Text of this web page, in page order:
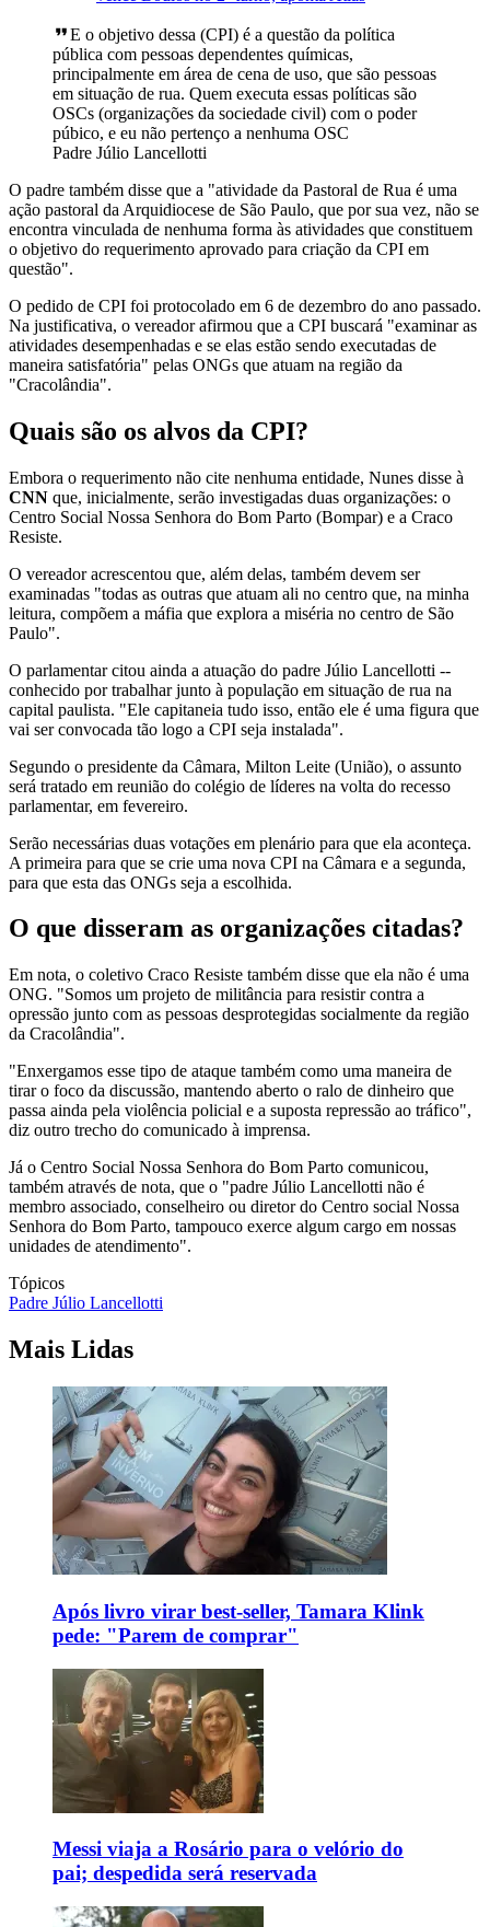
E o objetivo dessa (CPI) é a questão da política
pública com pessoas dependentes químicas,
principalmente em área de cena de uso, que são pessoas
em situação de rua. Quem executa essas políticas são
OSCs (organizações da sociedade civil) com o poder
púbico, e eu não pertenço a nenhuma OSC
Padre Júlio Lancellotti
O padre também disse que a "atividade da Pastoral de Rua é uma
ação pastoral da Arquidiocese de São Paulo, que por sua vez, não se
encontra vinculada de nenhuma forma às atividades que constituem
o objetivo do requerimento aprovado para criação da CPI em
questão".
O pedido de CPI foi protocolado em 6 de dezembro do ano passado.
Na justificativa, o vereador afirmou que a CPI buscará "examinar as
atividades desempenhadas e se elas estão sendo executadas de
maneira satisfatória" pelas ONGs que atuam na região da
"Cracolândia".
Quais são os alvos da CPI?
Embora o requerimento não cite nenhuma entidade, Nunes disse à
CNN que, inicialmente, serão investigadas duas organizações: o
Centro Social Nossa Senhora do Bom Parto (Bompar) e a Craco
Resiste.
O vereador acrescentou que, além delas, também devem ser
examinadas "todas as outras que atuam ali no centro que, na minha
leitura, compõem a máfia que explora a miséria no centro de São
Paulo".
O parlamentar citou ainda a atuação do padre Júlio Lancellotti --
conhecido por trabalhar junto à população em situação de rua na
capital paulista. "Ele capitaneia tudo isso, então ele é uma figura que
vai ser convocada tão logo a CPI seja instalada".
Segundo o presidente da Câmara, Milton Leite (União), o assunto
será tratado em reunião do colégio de líderes na volta do recesso
parlamentar, em fevereiro.
Serão necessárias duas votações em plenário para que ela aconteça.
A primeira para que se crie uma nova CPI na Câmara e a segunda,
para que esta das ONGs seja a escolhida.
O que disseram as organizações citadas?
Em nota, o coletivo Craco Resiste também disse que ela não é uma
ONG. "Somos um projeto de militância para resistir contra a
opressão junto com as pessoas desprotegidas socialmente da região
da Cracolândia".
"Enxergamos esse tipo de ataque também como uma maneira de
tirar o foco da discussão, mantendo aberto o ralo de dinheiro que
passa ainda pela violência policial e a suposta repressão ao tráfico",
diz outro trecho do comunicado à imprensa.
Já o Centro Social Nossa Senhora do Bom Parto comunicou,
também através de nota, que o "padre Júlio Lancellotti não é
membro associado, conselheiro ou diretor do Centro social Nossa
Senhora do Bom Parto, tampouco exerce algum cargo em nossas
unidades de atendimento".
Tópicos
Padre Júlio Lancellotti
Mais Lidas
Após livro virar best-seller, Tamara Klink
pede: "Parem de comprar"
Messi viaja a Rosário para o velório do
pai; despedida será reservada